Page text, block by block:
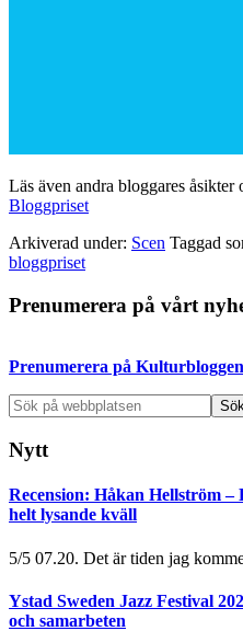
Läs även andra bloggares åsikter
Bloggpriset
Arkiverad under: Scen Taggad
bloggpriset
Primärt
Prenumerera på vårt
Prenumerera på
Sök
på
webbplatsen
Nytt
Recension: Håkan Hellström
helt lysande kväll
5/5 07.20. Det är tiden jag
Ystad Sweden Jazz Festival
och samarbeten